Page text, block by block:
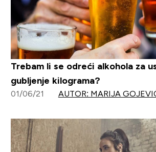
Trebam li se odreći alkohola za
gubljenje kilograma?
01/06/21 AUTOR: MARIJA